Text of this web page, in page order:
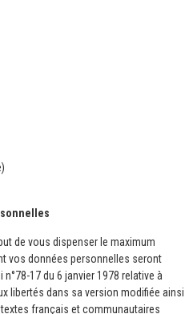
de vous dispenser le maximum
vos données personnelles seront
17 du 6 janvier 1978 relative à
libertés dans sa version modifiée ainsi
français et communautaires